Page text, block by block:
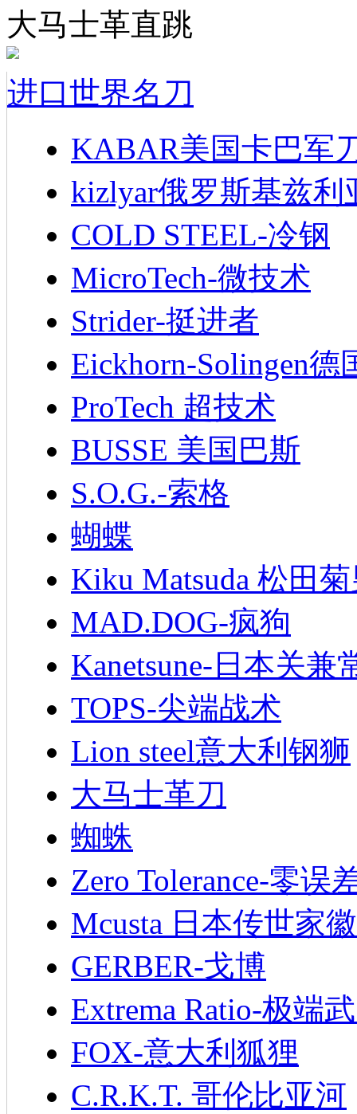
大马士革直跳
进口世界名刀
KABAR美国卡巴军
kizlyar俄罗斯基兹利
COLD STEEL-冷钢
MicroTech-微技术
Strider-挺进者
Eickhorn-Solingen德
ProTech 超技术
BUSSE 美国巴斯
S.O.G.-索格
蝴蝶
Kiku Matsuda 松田
MAD.DOG-疯狗
Kanetsune-日本关兼
TOPS-尖端战术
Lion steel意大利钢狮
大马士革刀
蜘蛛
Zero Tolerance-零误
Mcusta 日本传世家徽
GERBER-戈博
Extrema Ratio-极端
FOX-意大利狐狸
C.R.K.T. 哥伦比亚河